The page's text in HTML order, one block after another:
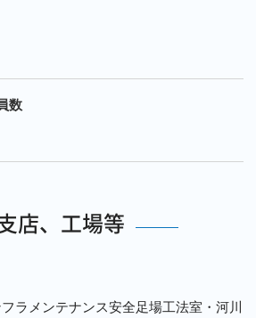
数
店、工場等
ラメンテナンス安全足場工法室・河川